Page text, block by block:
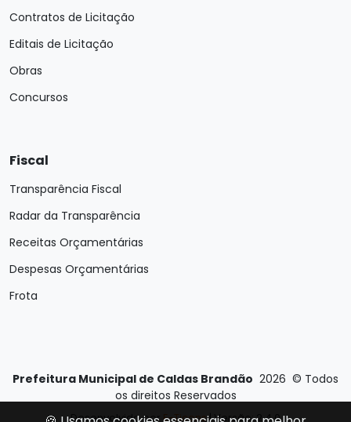
Contratos de Licitação
Editais de Licitação
Obras
Concursos
Fiscal
Transparência Fiscal
Radar da Transparência
Receitas Orçamentárias
Despesas Orçamentárias
Frota
Prefeitura Municipal de Caldas Brandão 2026 © Todos
os direitos Reservados
Desenvolvido por E-Ticons| Versão: 2.4.0